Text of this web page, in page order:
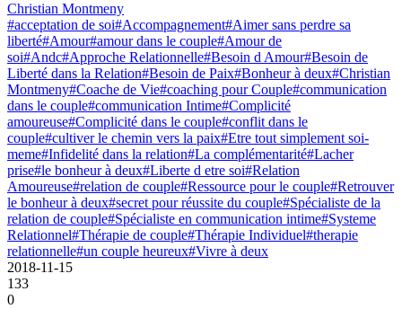
Christian Montmeny
#acceptation de soi#Accompagnement#Aimer sans perdre sa
liberté#Amour#amour dans le couple#Amour de
soi#Andc#Approche Relationnelle#Besoin d Amour#Besoin de
Liberté dans la Relation#Besoin de Paix#Bonheur à deux#Christian
Montmeny#Coache de Vie#coaching pour Couple#communication
dans le couple#communication Intime#Complicité
amoureuse#Complicité dans le couple#conflit dans le
couple#cultiver le chemin vers la paix#Etre tout simplement soi-
meme#Infidelité dans la relation#La complémentarité#Lacher
prise#le bonheur à deux#Liberte d etre soi#Relation
Amoureuse#relation de couple#Ressource pour le couple#Retrouver
le bonheur à deux#secret pour réussite du couple#Spécialiste de la
relation de couple#Spécialiste en communication intime#Systeme
Relationnel#Thérapie de couple#Thérapie Individuel#therapie
relationnelle#un couple heureux#Vivre à deux
2018-11-15
133
0